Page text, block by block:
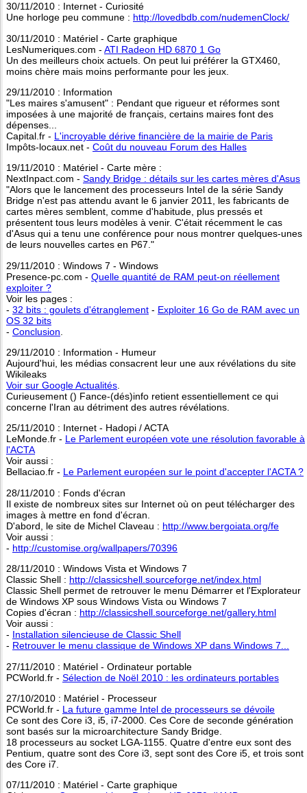
30/11/2010 : Internet - Curiosité
Une horloge peu commune : http://lovedbdb.com/nudemenClock/
30/11/2010 : Matériel - Carte graphique
LesNumeriques.com - ATI Radeon HD 6870 1 Go
Un des meilleurs choix actuels. On peut lui préférer la GTX460,
moins chère mais moins performante pour les jeux.
29/11/2010 : Information
"Les maires s'amusent" : Pendant que rigueur et réformes sont
imposées à une majorité de français, certains maires font des
dépenses...
Capital.fr - L'incroyable dérive financière de la mairie de Paris
Impôts-locaux.net - Coût du nouveau Forum des Halles
19/11/2010 : Matériel - Carte mère :
NextInpact.com - Sandy Bridge : détails sur les cartes mères d'Asus
"Alors que le lancement des processeurs Intel de la série Sandy
Bridge n'est pas attendu avant le 6 janvier 2011, les fabricants de
cartes mères semblent, comme d'habitude, plus pressés et
présentent tous leurs modèles à venir. C'était récemment le cas
d'Asus qui a tenu une conférence pour nous montrer quelques-unes
de leurs nouvelles cartes en P67."
29/11/2010 : Windows 7 - Windows
Presence-pc.com - Quelle quantité de RAM peut-on réellement
exploiter ?
Voir les pages :
- 32 bits : goulets d'étranglement - Exploiter 16 Go de RAM avec un
OS 32 bits
- Conclusion
29/11/2010 : Information - Humeur
Aujourd'hui, les médias consacrent leur une aux révélations du site
Wikileaks
Voir sur Google Actualités
Curieusement () Fance-(dés)info retient essentiellement ce qui
concerne l'Iran au détriment des autres révélations.
25/11/2010 : Internet - Hadopi / ACTA
LeMonde.fr - Le Parlement européen vote une résolution favorable à
l'ACTA
Voir aussi :
Bellaciao.fr - Le Parlement européen sur le point d'accepter l'ACTA ?
28/11/2010 : Fonds d'écran
Il existe de nombreux sites sur Internet où on peut télécharger des
images à mettre en fond d'écran.
D'abord, le site de Michel Claveau : http://www.bergoiata.org/fe
Voir aussi :
- http://customise.org/wallpapers/70396
28/11/2010 : Windows Vista et Windows 7
Classic Shell : http://classicshell.sourceforge.net/index.html
Classic Shell permet de retrouver le menu Démarrer et l'Explorateur
de Windows XP sous Windows Vista ou Windows 7
Copies d'écran : http://classicshell.sourceforge.net/gallery.html
Voir aussi :
- Installation silencieuse de Classic Shell
- Retrouver le menu classique de Windows XP dans Windows 7...
27/11/2010 : Matériel - Ordinateur portable
PCWorld.fr - Sélection de Noël 2010 : les ordinateurs portables
27/10/2010 : Matériel - Processeur
PCWorld.fr - La future gamme Intel de processeurs se dévoile
Ce sont des Core i3, i5, i7-2000. Ces Core de seconde génération
sont basés sur la microarchitecture Sandy Bridge.
18 processeurs au socket LGA-1155. Quatre d'entre eux sont des
Pentium, quatre sont des Core i3, sept sont des Core i5, et trois sont
des Core i7.
07/11/2010 : Matériel - Carte graphique